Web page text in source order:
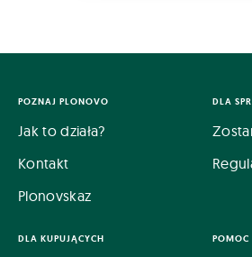
POZNAJ PLONOVO
Jak to działa?
Kontakt
Plonovskaz
DLA
DLA KUPUJĄCYCH POMOC